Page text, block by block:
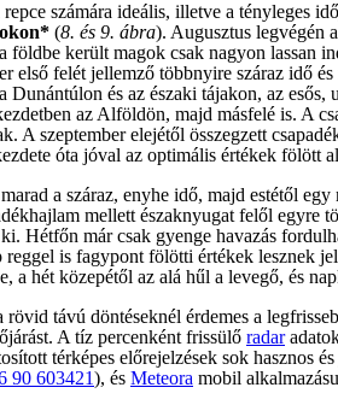
számára ideális, illetve a tényleges
(8. és 9. ábra). Augusztus legvégén
földbe került magok csak nagyon lassan
első felét jellemző többnyire száraz idő
Dunántúlon és az északi tájakon, az
az Alföldön, majd másfelé is. A
A szeptember elejétől összegzett
óta jóval az optimális értékek fölött
a száraz, enyhe idő, majd estétől
mellett északnyugat felől egyre
Hétfőn már csak gyenge havazás
reggel is fagypont fölötti értékek lesznek
a hét közepétől az alá hűl a levegő, és
távú döntéseknél érdemes a
A tíz percenként frissülő radar
térképes előrejelzések sok hasznos
90 603421), és Meteora mobil